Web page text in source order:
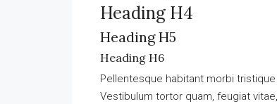
Heading H4
Heading H5
Heading H6
Pellentesque habitant morbi
Vestibulum tortor quam, feugiat